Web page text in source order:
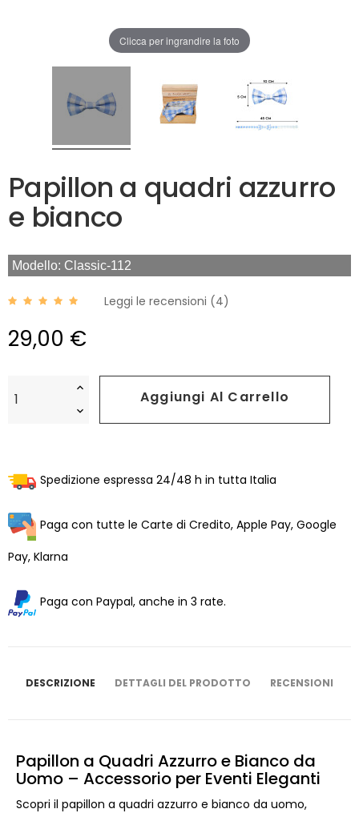
Clicca per ingrandire la foto
Papillon a quadri azzurro
e bianco
Modello: Classic-112
Leggi le recensioni (4)
29,00 €
Aggiungi Al Carrello
Spedizione espressa 24/48 h in tutta Italia
Paga con tutte le Carte di Credito, Apple Pay, Google
Pay, Klarna
Paga con Paypal, anche in 3 rate.
DESCRIZIONE DETTAGLI DEL PRODOTTO RECENSIONI
Papillon a Quadri Azzurro e Bianco da
Uomo – Accessorio per Eventi Eleganti
Scopri il papillon a quadri azzurro e bianco da uomo,